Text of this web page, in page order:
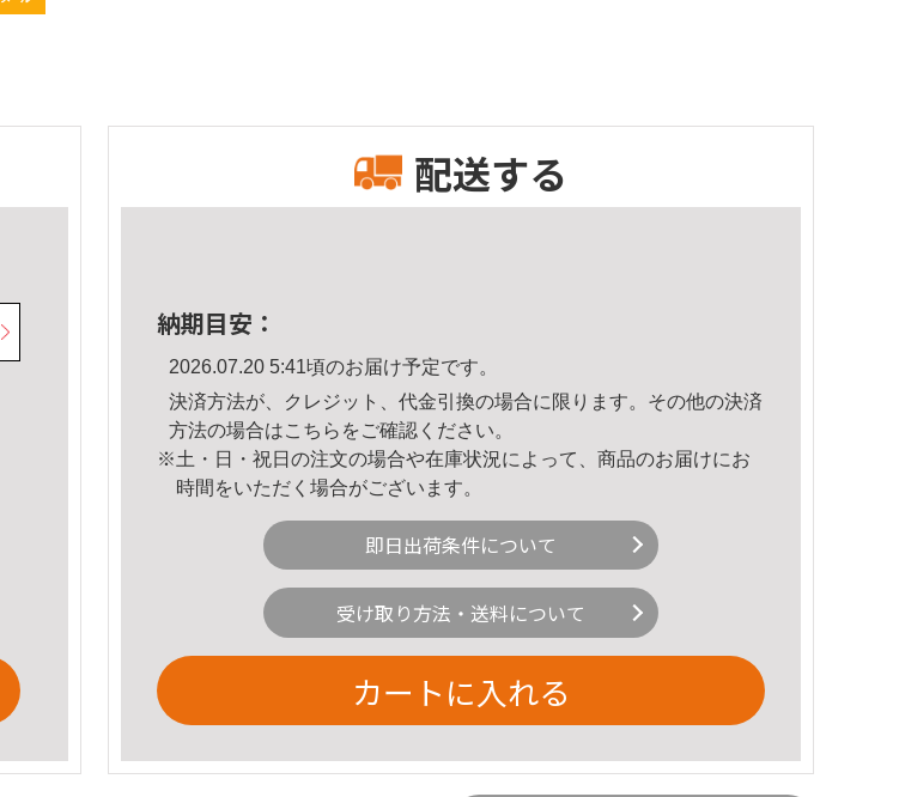
配送する
納期目安：
2026.07.20 5:41頃のお届け予定です。
決済方法が、クレジット、代金引換の場合に限ります。その他の決済
方法の場合はこちら をご確認ください。
※土・日・祝日の注文の場合や在庫状況によって、商品のお届けにお
時間をいただく場合がございます。
即日出荷条件について
受け取り方法・送料について
カートに入れる